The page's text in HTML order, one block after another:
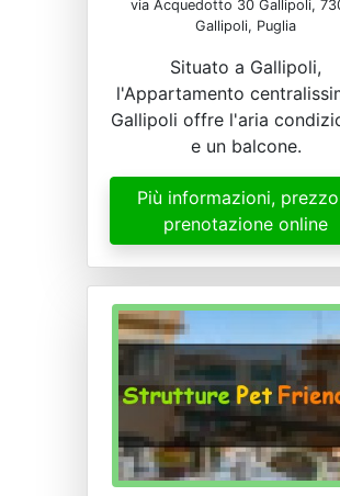
via Acquedotto 30 Gallipoli,
Gallipoli, Puglia
Situato a Gallipoli,
l'Appartamento
Gallipoli offre l'aria
e un balcone.
Più informazioni,
prenotazione online